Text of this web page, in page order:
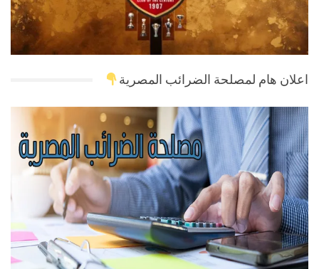
اعلان هام لمصلحة الضرائب المصرية